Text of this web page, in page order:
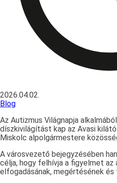
2026.04.02.
Blog
Az Autizmus Világnapja
díszkivilágítást kap az Avasi
Miskolc alpolgármestere
A városvezető bejegyzésében
célja, hogy felhívja a figyelmet az
elfogadásának, megértésének